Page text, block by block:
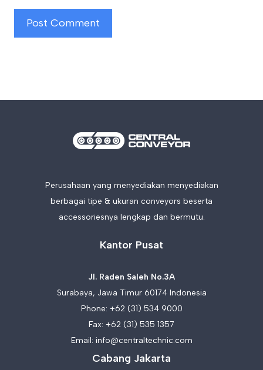
Perusahaan yang menyediakan menyediakan
berbagai tipe & ukuran conveyors beserta
accessoriesnya lengkap dan bermutu.
Kantor Pusat
Jl. Raden Saleh No.3A
Surabaya, Jawa Timur 60174 Indonesia
Phone: +62 (31) 534 9000
Fax: +62 (31) 535 1357
Email: info@centraltechnic.com
Cabang Jakarta